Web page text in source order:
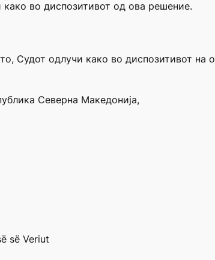
во диспозитивот од ова решение.
Судот одлучи како во диспозитивот на
Северна Македонија,
së Veriut